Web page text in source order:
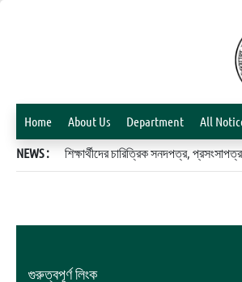
Home About Us Department All
NEWS : শিক্ষার্থীদের চারিত্রিক সনদপত্র,
গুরুত্বপূর্ণ লিংক